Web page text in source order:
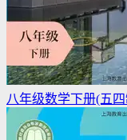
八年级数学下册(五